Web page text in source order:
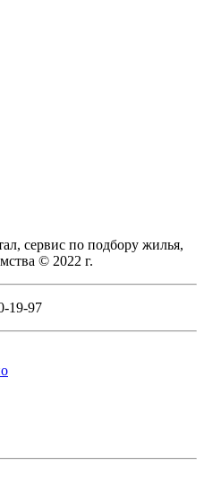
сервис по подбору жилья,
© 2022 г.
19-97